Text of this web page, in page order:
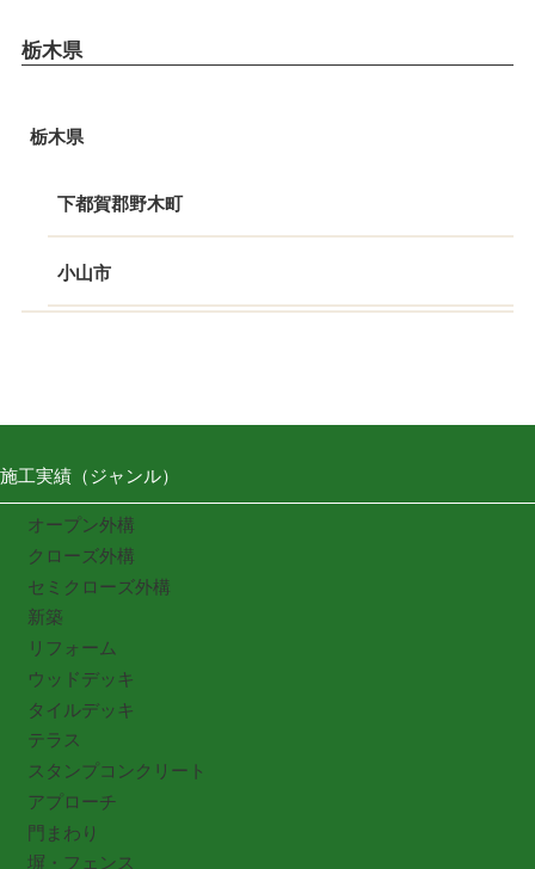
栃木県
栃木県
下都賀郡野木町
小山市
施工実績（ジャンル）
オープン外構
クローズ外構
セミクローズ外構
新築
リフォーム
ウッドデッキ
タイルデッキ
テラス
スタンプコンクリート
アプローチ
門まわり
塀・フェンス